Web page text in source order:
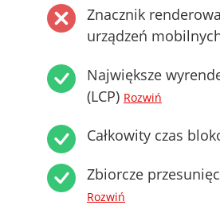
Znacznik
urządzeń
Największe
(LCP) Rozwiń
Całkowity czas
Zbiorcze
Rozwiń